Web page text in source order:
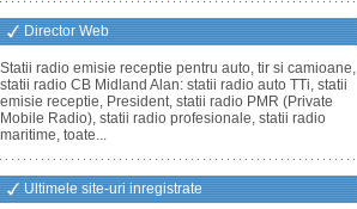
Director Web
Statii radio emisie receptie pentru auto, tir si camioane,
statii radio CB Midland Alan: statii radio auto TTi, statii
emisie receptie, President, statii radio PMR (Private
Mobile Radio), statii radio profesionale, statii radio
maritime, toate...
Ultimele site-uri inregistrate